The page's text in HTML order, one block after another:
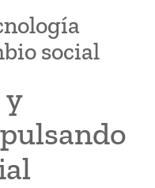
social